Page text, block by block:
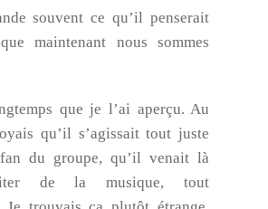
souvent ce qu’il penserait
maintenant nous sommes
que je l’ai aperçu. Au
qu’il s’agissait tout juste
du groupe, qu’il venait là
de la musique, tout